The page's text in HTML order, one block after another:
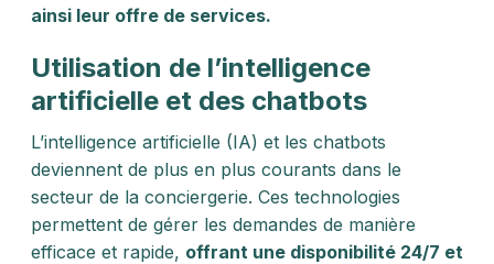
ainsi leur offre de services.
Utilisation de l’intelligence
artificielle et des chatbots
L’intelligence artificielle (IA) et les chatbots
deviennent de plus en plus courants dans le
secteur de la conciergerie. Ces technologies
permettent de gérer les demandes de manière
efficace et rapide, offrant une disponibilité 24/7 et